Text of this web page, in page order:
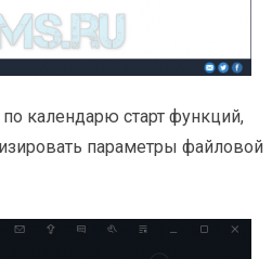
по календарю старт функций,
параметры файловой